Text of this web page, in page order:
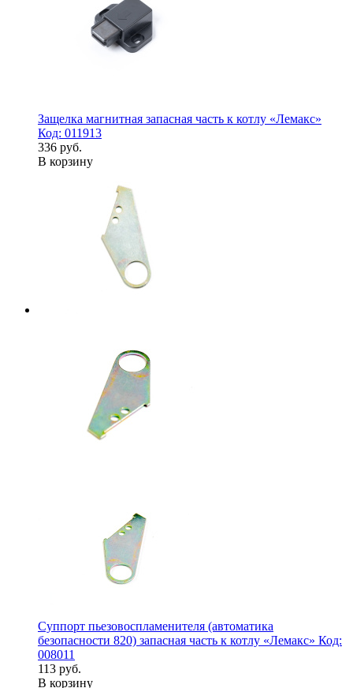
Защелка магнитная запасная часть к котлу «Лемакс»
Код: 011913
336 руб.
В корзину
Суппорт пьезовоспламенителя (автоматика
безопасности 820) запасная часть к котлу «Лемакс» Код:
008011
113 руб.
В корзину